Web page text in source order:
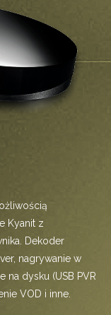
Kyanit z
Dekoder
nagrywanie w
na dysku (USB PVR
VOD i inne.